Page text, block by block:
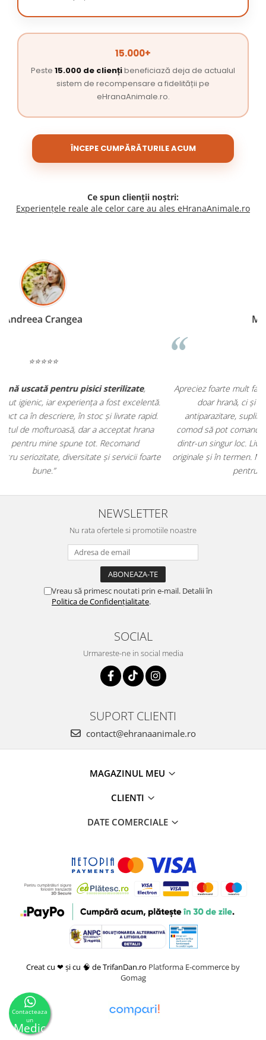
15.000+
Peste 15.000 de cliențibeneficiază deja de actualul
sistem de recompensare a fidelității pe
eHranaAnimale.ro.
ÎNCEPE CUMPĂRĂTURILE ACUM
Ce spun clienții noștri:
Experiențele reale ale celor care au ales eHranaAnimale.ro
Apreciez foarte mult faptul că peehranaanimale.rogăsesc nu
doar hrană, ci și produse dinfarmacia veterinară:
antiparazitare, suplimente și soluții de îngrijire. Este foarte
comod să pot comanda tot ce am nevoie pentru animalul meu
dintr-un singur loc. Livrarea a fost rapidă, iar produsele au fost
originale și în termen. Magazin serios, bine organizat și foarte util
NEWSLETTER
Nu rata ofertele si promotiile noastre
Vreau să primesc noutati prin e-mail. Detalii în
Politica de Confidențialitate.
SOCIAL
Urmareste-ne in social media
SUPORT CLIENTI
contact@ehranaanimale.ro
MAGAZINUL MEU
CLIENTI
DATE COMERCIALE
Creat cu ❤ și cu 🧠 de TrifanDan.ro Platforma E-commerce by
Gomag
Contacteaza
un
Medic